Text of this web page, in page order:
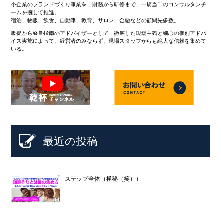
小企業のブランドづくり事業を、財務から研修まで、一騎当千のコンサルタンチ
ームを擁して推進。
宿泊、物販、飲食、自動車、教育、サロン、金融などの顧問先多数。
販促から経営指南のアドバイザーとして、徹底した現場主義と細心の個別アドバ
イス実施によって、経営者のみならず、現場スタッフからも絶大な信頼を集めて
いる。
最近の投稿
ステップ全体（極秘（笑））